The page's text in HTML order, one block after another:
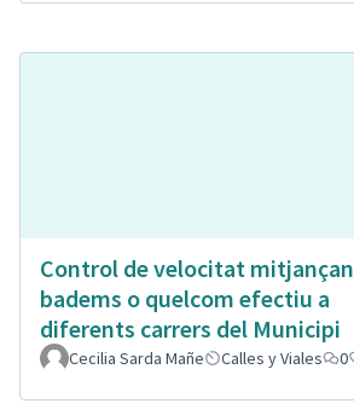
Control de velocitat mitjançan
badems o quelcom efectiu a
diferents carrers del Municipi
Cecilia Sarda Mañe Calles y Viales 0